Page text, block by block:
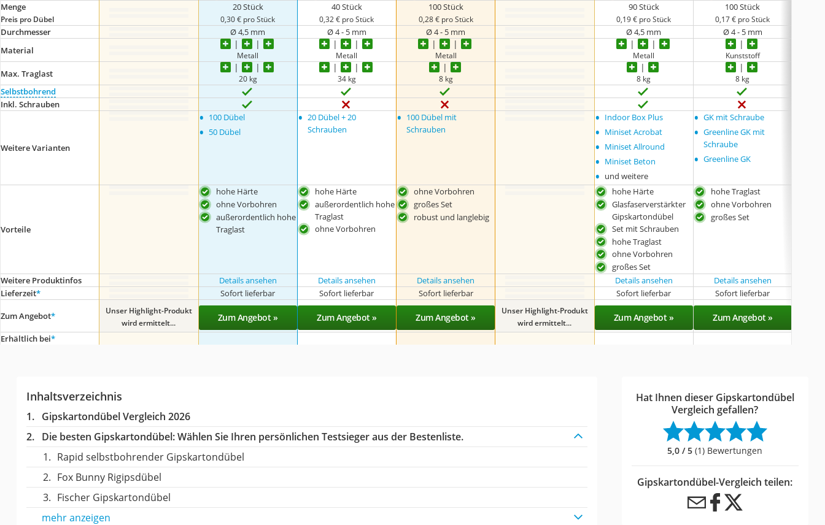
Menge
Preis pro Dübel
20 Stück
0,30 € pro Stück
40 Stück
0,32 € pro Stück
100 Stück
0,28 € pro Stück
90 Stück
0,19 € pro Stück
100 Stück
0,17 € pro Stück
Durchmesser Ø 4,5 mm Ø 4 - 5 mm Ø 4 - 5 mm Ø 4,5 mm
Ø 4 - 5 mm
Material
Metall Metall Metall Metall Kunststoff
Max. Traglast 20 kg 34 kg 8 kg 8 kg 8 kg
Selbstbohrend
Inkl. Schrauben
Weitere Varianten
• 100 Dübel
• 50 Dübel
• 20 Dübel + 20
Schrauben
• 100 Dübel mit
Schrauben
• Indoor Box Plus
• Miniset Acrobat
• Miniset Allround
• Miniset Beton
• und weitere
• GK mit Schraube
• Greenline GK mit
Schraube
• Greenline GK
Vorteile
hohe Härte
ohne Vorbohren
außerordentlich hohe
Traglast
hohe Härte
außerordentlich hohe
Traglast
ohne Vorbohren
ohne Vorbohren
großes Set
robust und langlebig
hohe Härte
Glasfaserverstärkter
Gipskartondübel
Set mit Schrauben
hohe Traglast
ohne Vorbohren
großes Set
hohe Traglast
ohne Vorbohren
großes Set
Weitere Produktinfos Details ansehen Details ansehen Details ansehen Details ansehen Details ansehen
Lieferzeit* Sofort lieferbar Sofort lieferbar Sofort lieferbar Sofort lieferbar Sofort lieferbar
Zum Angebot*
Unser Highlight-Produkt
wird ermittelt...
Zum Angebot » Zum Angebot » Zum Angebot »
Unser Highlight-Produkt
wird ermittelt...
Zum Angebot » Zum Angebot »
Erhältlich bei*
Inhaltsverzeichnis
Gipskartondübel Vergleich 2026
Die besten Gipskartondübel:Wählen Sie Ihren persönlichen Testsieger aus der Bestenliste.
Rapid selbstbohrender Gipskartondübel
Fox Bunny Rigipsdübel
Fischer Gipskartondübel
mehr anzeigen
Hat Ihnen dieser Gipskartondübel
Vergleich gefallen?
5,0 / 5 (1) Bewertungen
Gipskartondübel-Vergleich teilen: